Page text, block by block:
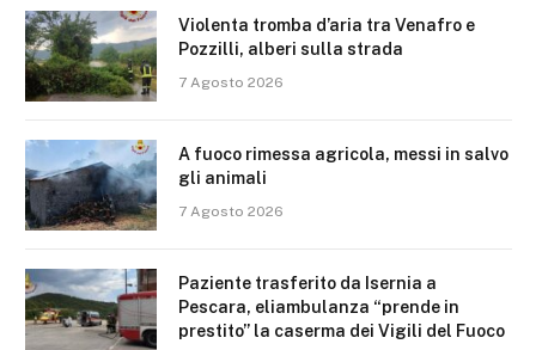
Violenta tromba d’aria tra Venafro e
Pozzilli, alberi sulla strada
7 Agosto 2026
A fuoco rimessa agricola, messi in salvo
gli animali
7 Agosto 2026
Paziente trasferito da Isernia a
Pescara, eliambulanza “prende in
prestito” la caserma dei Vigili del Fuoco